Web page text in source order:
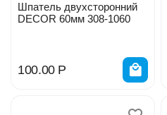
Шпатель двухсторонний
DЕCOR 60мм 308-1060
100.00 Р